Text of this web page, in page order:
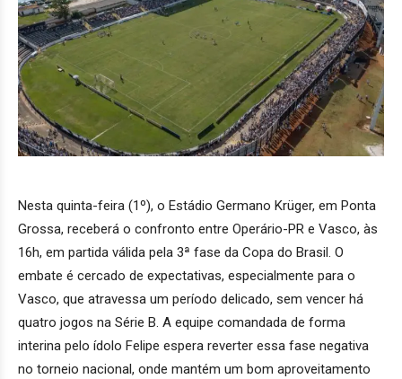
Nesta quinta-feira (1º), o Estádio Germano Krüger, em Ponta
Grossa, receberá o confronto entre Operário-PR e Vasco, às
16h, em partida válida pela 3ª fase da Copa do Brasil. O
embate é cercado de expectativas, especialmente para o
Vasco, que atravessa um período delicado, sem vencer há
quatro jogos na Série B. A equipe comandada de forma
interina pelo ídolo Felipe espera reverter essa fase negativa
no torneio nacional, onde mantém um bom aproveitamento